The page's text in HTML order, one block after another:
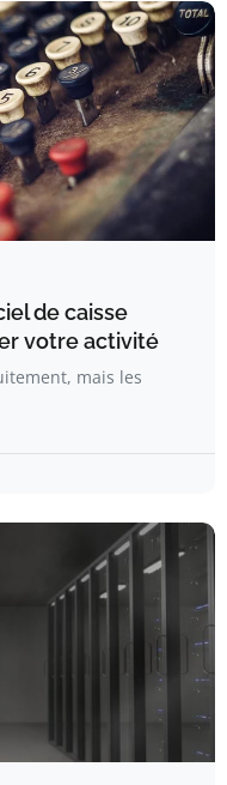
de caisse
votre activité
mais les